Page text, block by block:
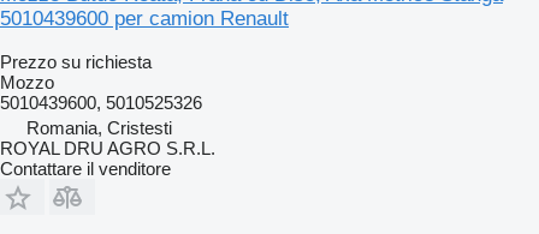
5010439600 per camion Renault
Prezzo su richiesta
Mozzo
5010439600, 5010525326
Romania, Cristesti
ROYAL DRU AGRO S.R.L.
Contattare il venditore